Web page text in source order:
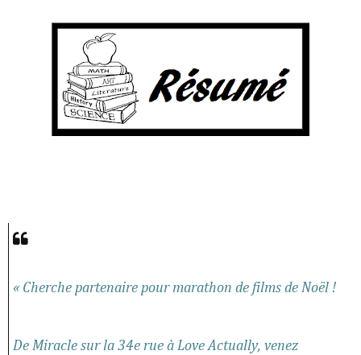
« Cherche partenaire pour marathon de films de Noël !
De Miracle sur la 34e rue à Love Actually, venez